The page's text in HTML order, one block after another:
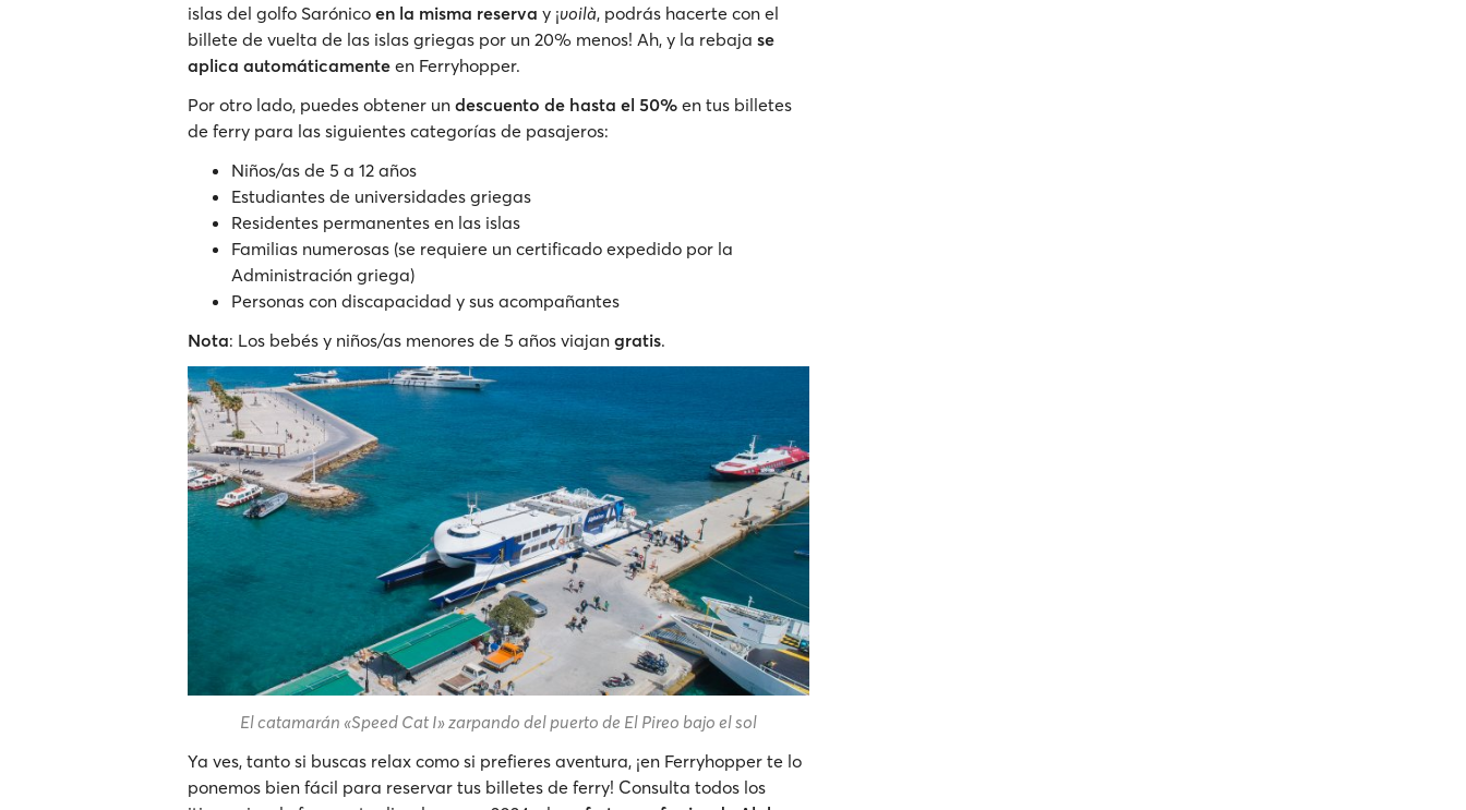
islas del golfo Sarónico en la misma reserva y ¡voilà, podrás hacerte con el
billete de vuelta de las islas griegas por un 20% menos! Ah, y la rebaja se
aplica automáticamente en Ferryhopper.
Por otro lado, puedes obtener un descuento de hasta el 50% en tus billetes
de ferry para las siguientes categorías de pasajeros:
Niños/as de 5 a 12 años
Estudiantes de universidades griegas
Residentes permanentes en las islas
Familias numerosas (se requiere un certificado expedido por la
Administración griega)
Personas con discapacidad y sus acompañantes
Nota: Los bebés y niños/as menores de 5 años viajan gratis.
El catamarán «Speed Cat I» zarpando del puerto de El Pireo bajo el sol
Ya ves, tanto si buscas relax como si prefieres aventura, ¡en Ferryhopper te lo
ponemos bien fácil para reservar tus billetes de ferry! Consulta todos los